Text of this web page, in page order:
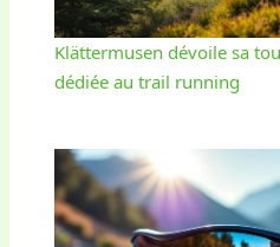
Klättermusen dévoile sa
dédiée au trail running